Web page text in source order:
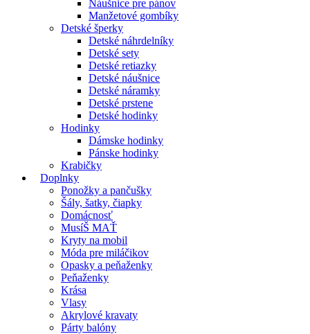
Náušnice pre pánov
Manžetové gombíky
Detské šperky
Detské náhrdelníky
Detské sety
Detské retiazky
Detské náušnice
Detské náramky
Detské prstene
Detské hodinky
Hodinky
Dámske hodinky
Pánske hodinky
Krabičky
Doplnky
Ponožky a pančušky
Šály, šatky, čiapky
Domácnosť
MusíŠ MAŤ
Kryty na mobil
Móda pre miláčikov
Opasky a peňaženky
Peňaženky
Krása
Vlasy
Akrylové kravaty
Párty balóny